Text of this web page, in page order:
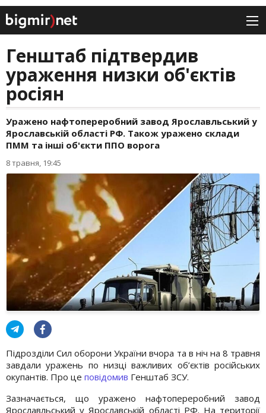
Генштаб підтвердив
ураження низки об'єктів
росіян
Уражено нафтопереробний завод Ярославльський у
Ярославській області РФ. Також уражено склади
ПММ та інші об'єкти ППО ворога
8 травня, 19:45
Підрозділи Сил оборони України вчора та в ніч на 8 травня
завдали уражень по низці важливих об’єктів російських
окупантів. Про це повідомив Генштаб ЗСУ.
Зазначається, що уражено нафтопереробний завод
Ярославльський у Ярославській області РФ. На території